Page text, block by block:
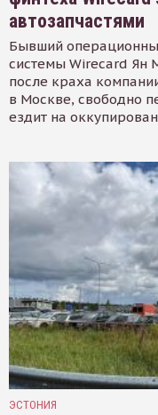
автозапчастями
Бывший
системы Wirecard Ян
после краха
в Москве, свободно
ездит на
ЭСТОНИЯ